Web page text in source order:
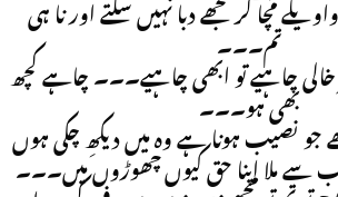
مچا کر مجھے دبا نہیں سکتے اور نا ہی
تم۔۔۔
خالی چاہیے تو ابھی چاہیے۔۔۔ چاہے کچھ
بھی ہو۔۔۔
جو نصیب ہونا ہے وہ میں دیکھِ چکی ہوں
سے ملا اپنا حق کیوں چھوڑوں میں۔۔۔